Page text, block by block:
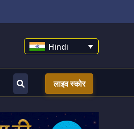
Hindi
लाइव स्कोर